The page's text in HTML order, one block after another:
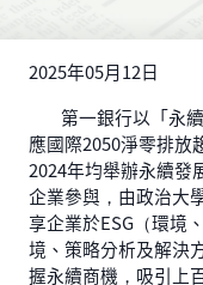
2025年05月12日
第一銀行以「永續
應國際2050淨零排放
2024年均舉辦永續發
企業參與，由政治大
享企業於ESG（環境
境、策略分析及解決
握永續商機，吸引上